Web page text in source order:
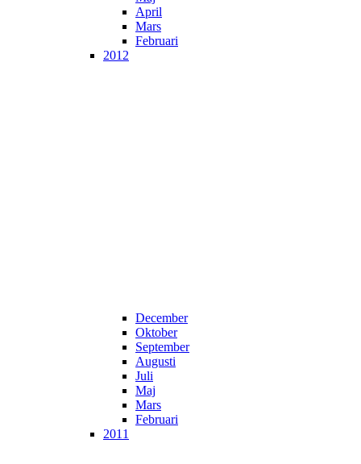
April
Mars
Februari
2012
December
Oktober
September
Augusti
Juli
Maj
Mars
Februari
2011